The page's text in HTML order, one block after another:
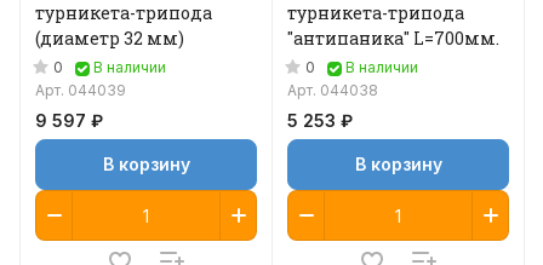
турникета-трипода
(диаметр 32 мм)
0
В наличии
Арт. 044039
9 597 ₽
В корзину
турникета-трипода
"антипаника" L=700мм.
0
В наличии
Арт. 044038
5 253 ₽
В корзину